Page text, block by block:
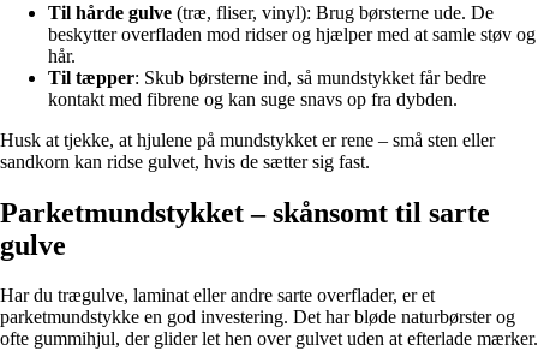
Til hårde gulve (træ, fliser, vinyl): Brug børsterne ude. De
beskytter overfladen mod ridser og hjælper med at samle støv og
hår.
Til tæpper: Skub børsterne ind, så mundstykket får bedre
kontakt med fibrene og kan suge snavs op fra dybden.
Husk at tjekke, at hjulene på mundstykket er rene – små sten eller
sandkorn kan ridse gulvet, hvis de sætter sig fast.
Parketmundstykket – skånsomt til sarte
gulve
Har du trægulve, laminat eller andre sarte overflader, er et
parketmundstykke en god investering. Det har bløde naturbørster og
ofte gummihjul, der glider let hen over gulvet uden at efterlade mærker.